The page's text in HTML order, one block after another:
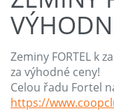
Zeminy FORTEL k
za výhodné ceny!
Celou řadu Fortel
https://